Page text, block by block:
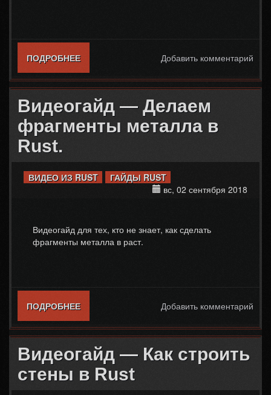
ПОДРОБНЕЕО ВИДЕОГАЙД — КАК СДЕЛАТЬ ВАЙП В
RUST
Добавить комментарий
Видеогайд — Делаем
фрагменты металла в
Rust.
ВИДЕО ИЗ RUST
ГАЙДЫ RUST
вс, 02 сентября 2018
Видеогайд для тех, кто не знает, как сделать
фрагменты металла в раст.
ПОДРОБНЕЕО ВИДЕОГАЙД — ДЕЛАЕМ ФРАГМЕНТЫ
МЕТАЛЛА В RUST.
Добавить комментарий
Видеогайд — Как строить
стены в Rust